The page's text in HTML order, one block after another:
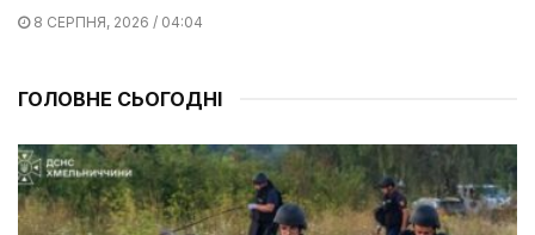
8 СЕРПНЯ, 2026 / 04:04
ГОЛОВНЕ СЬОГОДНІ